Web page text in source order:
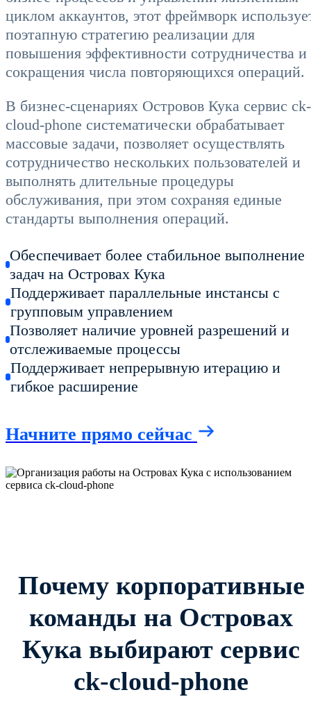
циклом аккаунтов, этот фреймворк
поэтапную стратегию реализации для
повышения эффективности сотрудничества и
сокращения числа повторяющихся операций.
В бизнес-сценариях Островов Кука сервис ck-
cloud-phone систематически обрабатывает
массовые задачи, позволяет осуществлять
сотрудничество нескольких пользователей и
выполнять длительные процедуры
обслуживания, при этом сохраняя единые
стандарты выполнения операций.
Обеспечивает более стабильное выполнение
задач на Островах Кука
Поддерживает параллельные инстансы с
групповым управлением
Позволяет наличие уровней разрешений и
отслеживаемые процессы
Поддерживает непрерывную итерацию и
гибкое расширение
Начните прямо сейчас
Почему корпоративные
команды на Островах
Кука выбирают сервис
ck-cloud-phone